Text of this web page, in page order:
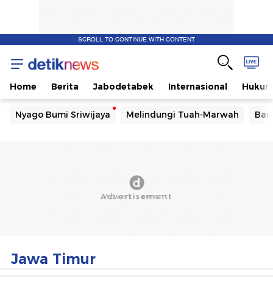
SCROLL TO CONTINUE WITH CONTENT
Home Berita Jabodetabek Internasional Hukum
Nyago Bumi Sriwijaya Melindungi Tuah-Marwah
Jawa Timur